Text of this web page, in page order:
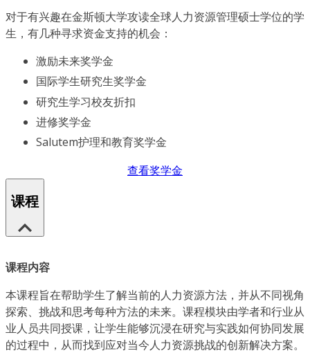
对于有兴趣在金斯顿大学攻读全球人力资源管理硕士学位的学
生，有几种寻求资金支持的机会：
激励未来奖学金
国际学生研究生奖学金
研究生学习校友折扣
进修奖学金
Salutem护理和教育奖学金
查看奖学金
课程
课程内容
本课程旨在帮助学生了解当前的人力资源方法，并从不同视角
探索、挑战和思考每种方法的未来。课程模块由学者和行业从
业人员共同授课，让学生能够沉浸在研究与实践如何协同发展
的过程中，从而找到应对当今人力资源挑战的创新解决方案。